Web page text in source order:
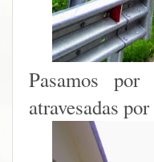
Pasamos por
atravesadas